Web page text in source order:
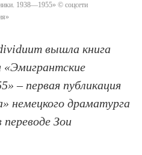
1938—1955» © соцсети
вышла книга
– первая публикация
немецкого драматурга
переводе Зои